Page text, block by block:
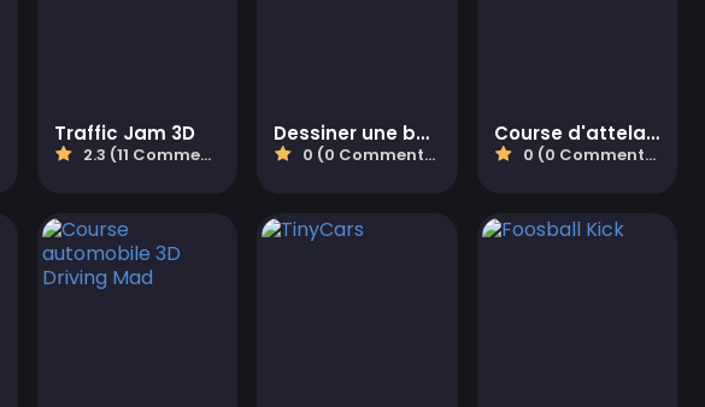
Traffic Jam 3D
2.3 (11 Commentaires)
Dessiner une bagarre de voitures
0 (0 Commentaires)
Course d'attelage
0 (0 Commentaires)